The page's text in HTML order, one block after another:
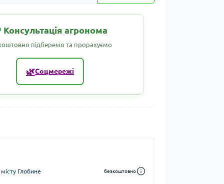
Консультація агронома
підберемо та прорахуємо
🌿Соцмережі
Глобине безкоштовно